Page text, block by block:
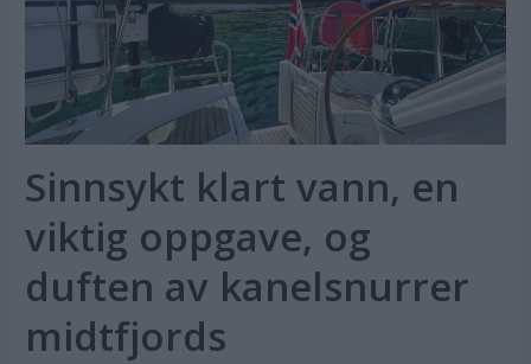
Sinnsykt klart vann, en
viktig oppgave, og
duften av kanelsnurrer
midtfjords